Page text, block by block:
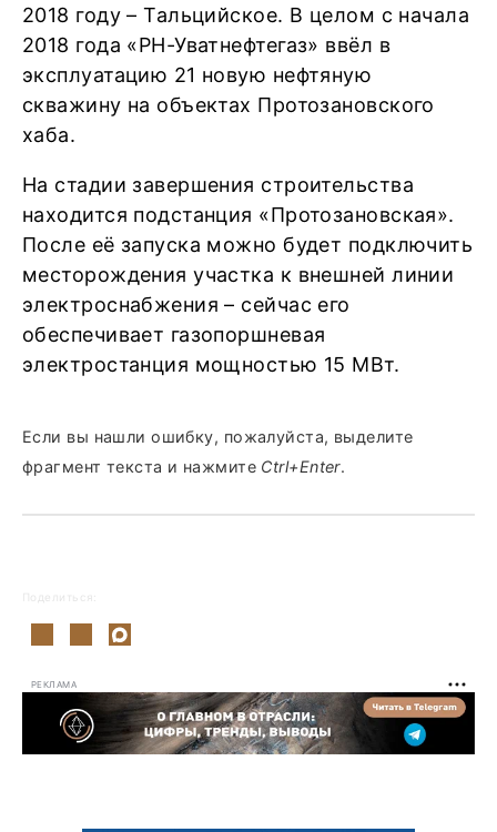
2018 году – Тальцийское. В целом с начала
2018 года «РН-Уватнефтегаз» ввёл в
эксплуатацию 21 новую нефтяную
скважину на объектах Протозановского
хаба.
На стадии завершения строительства
находится подстанция «Протозановская».
После её запуска можно будет подключить
месторождения участка к внешней линии
электроснабжения – сейчас его
обеспечивает газопоршневая
электростанция мощностью 15 МВт.
Если вы нашли ошибку, пожалуйста, выделите
фрагмент текста и нажмите Ctrl+Enter.
Поделиться:
РЕКЛАМА